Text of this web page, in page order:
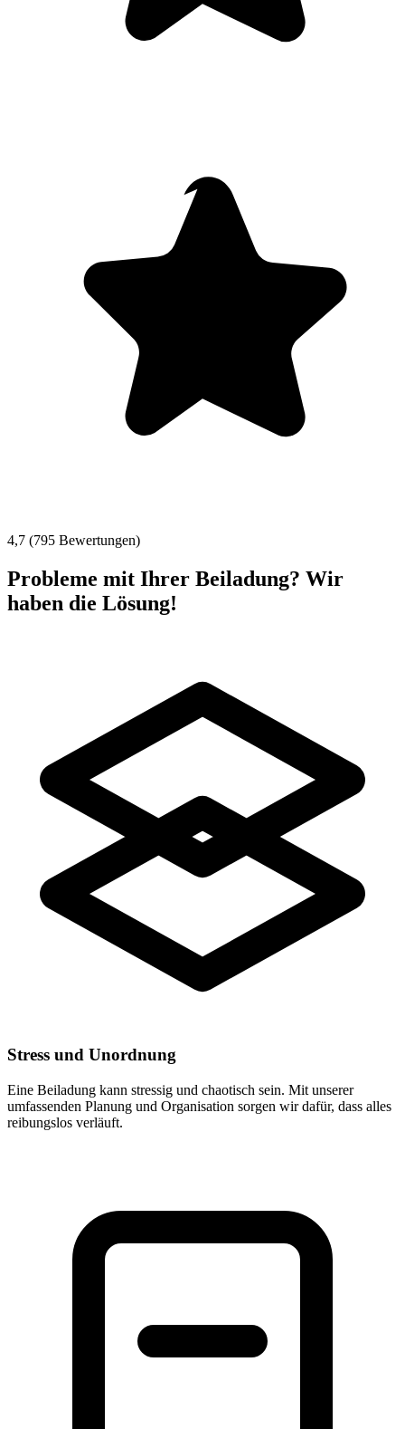
4,7 (795 Bewertungen)
Probleme mit Ihrer Beiladung? Wir
haben die Lösung!
Stress und Unordnung
Eine Beiladung kann stressig und chaotisch sein. Mit unserer
umfassenden Planung und Organisation sorgen wir dafür, dass alles
reibungslos verläuft.